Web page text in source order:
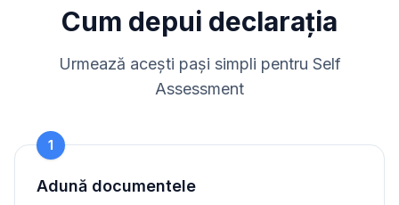
Cum depui declarația
Urmează acești pași simpli pentru Self
Assessment
1
Adună documentele